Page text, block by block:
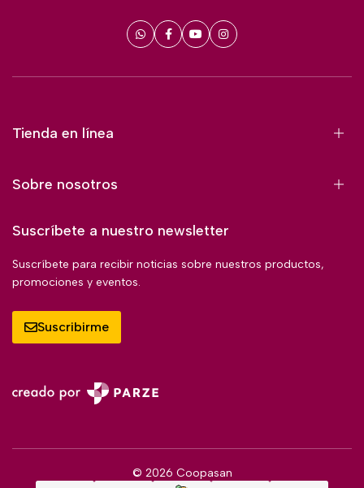
Tienda en línea
Sobre nosotros
Suscríbete a nuestro newsletter
Suscríbete para recibir noticias sobre nuestros productos,
promociones y eventos.
Suscribirme
© 2026 Coopasan